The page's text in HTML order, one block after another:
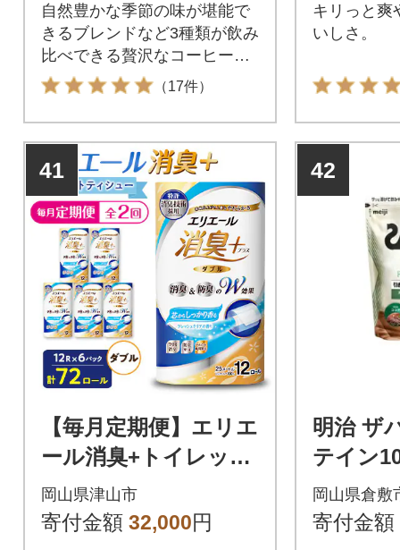
自然豊かな季節の味が堪能で
きるブレンドなど3種類が飲み
比べできる贅沢なコーヒーア
ソートセット
（17件）
キリっと爽
いしさ。
41
【毎月定期便】エリエ
ール消臭+トイレット
ティシュー ダブル 72
ロール(12ロール×6パ
岡山県津山市
寄付金額 32,000円
42
明治 ザ
テイン
900g×1
ロテイ
岡山県倉敷
寄付金額